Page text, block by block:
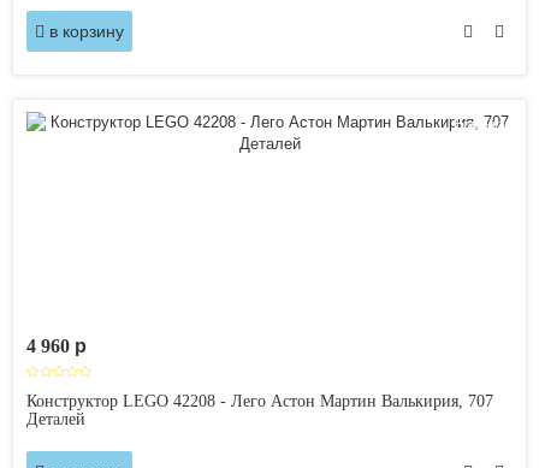
в корзину
Новинка
4 960 p
Конструктор LEGO 42208 - Лего Астон Мартин Валькирия, 707
Деталей